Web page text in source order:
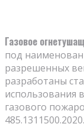
Газовое
под
разрешенных
разработаны
использования
газового
485.1311500.2020.